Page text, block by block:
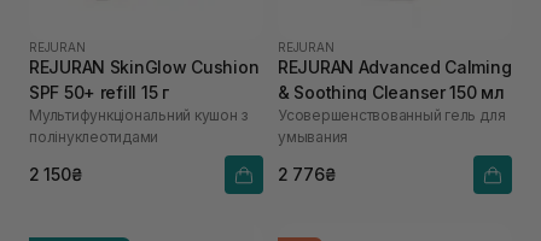
REJURAN
REJURAN SkinGlow Cushion
SPF 50+ refill 15 г
Мультифункціональний кушон з
полінуклеотидами
2 150₴
REJURAN
REJURAN Advanced Calming
& Soothing Cleanser 150 мл
Усовершенствованный гель для
умывания
2 776₴